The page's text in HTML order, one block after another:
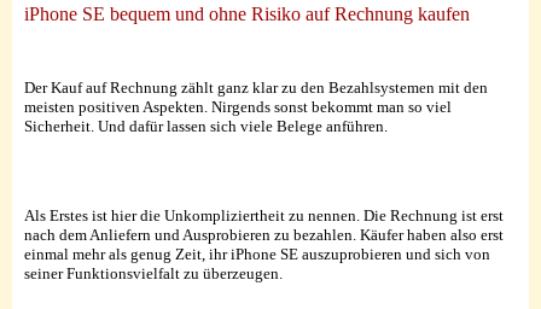
iPhone SE bequem und ohne Risiko auf Rechnung kaufen
Der Kauf auf Rechnung zählt ganz klar zu den Bezahlsystemen mit den
meisten positiven Aspekten. Nirgends sonst bekommt man so viel
Sicherheit. Und dafür lassen sich viele Belege anführen.
Als Erstes ist hier die Unkompliziertheit zu nennen. Die Rechnung ist erst
nach dem Anliefern und Ausprobieren zu bezahlen. Käufer haben also erst
einmal mehr als genug Zeit, ihr iPhone SE auszuprobieren und sich von
seiner Funktionsvielfalt zu überzeugen.